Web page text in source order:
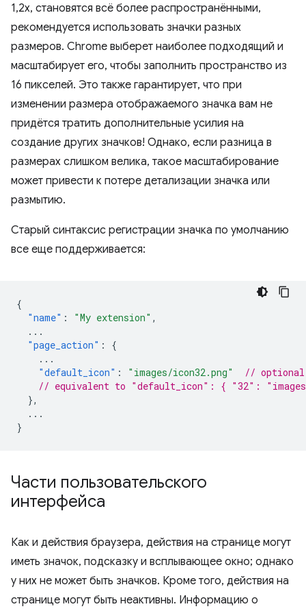
1,2x, становятся всё более распространёнными,
рекомендуется использовать значки разных
размеров. Chrome выберет наиболее подходящий и
масштабирует его, чтобы заполнить пространство из
16 пикселей. Это также гарантирует, что при
изменении размера отображаемого значка вам не
придётся тратить дополнительные усилия на
создание других значков! Однако, если разница в
размерах слишком велика, такое масштабирование
может привести к потере детализации значка или
размытию.
Старый синтаксис регистрации значка по умолчанию
все еще поддерживается:
{
"name" : "My extension" ,
...
"page_action" :
{
...
"default_icon" : "images/icon32.png"
// optional
// equivalent to "default_icon": { "32":
},
...
}
Части пользовательского
интерфейса
Как и действия браузера, действия на странице могут
иметь значок, подсказку и всплывающее окно; однако
у них не может быть значков. Кроме того, действия на
странице могут быть неактивны. Информацию о